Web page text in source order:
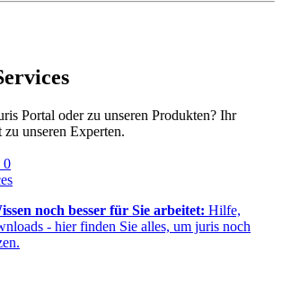
Portal oder zu unseren Produkten? Ihr
unseren Experten.
0
noch besser für Sie arbeitet: Hilfe,
- hier finden Sie alles, um juris noch